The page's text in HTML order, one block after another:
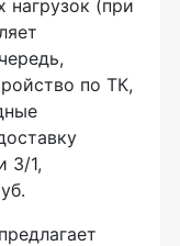
нагрузок (при
по ТК,
3/1,